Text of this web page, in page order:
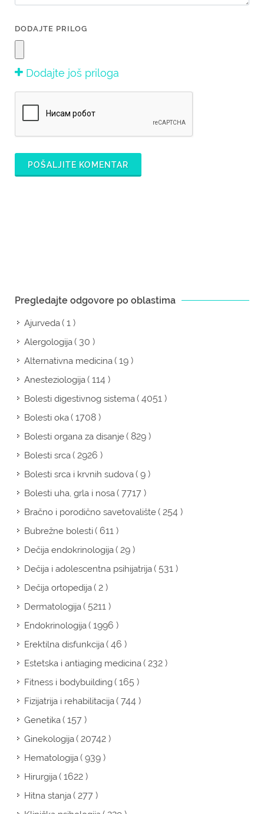
DODAJTE PRILOG
Dodajte još priloga
POŠALJITE KOMENTAR
Pregledajte odgovore po oblastima
Ajurveda( 1 )
Alergologija( 30 )
Alternativna medicina( 19 )
Anesteziologija( 114 )
Bolesti digestivnog sistema( 4051 )
Bolesti oka( 1708 )
Bolesti organa za disanje( 829 )
Bolesti srca( 2926 )
Bolesti srca i krvnih sudova( 9 )
Bolesti uha, grla i nosa( 7717 )
Bračno i porodično savetovalište( 254 )
Bubrežne bolesti( 611 )
Dečija endokrinologija( 29 )
Dečija i adolescentna psihijatrija( 531 )
Dečija ortopedija( 2 )
Dermatologija( 5211 )
Endokrinologija( 1996 )
Erektilna disfunkcija( 46 )
Estetska i antiaging medicina( 232 )
Fitness i bodybuilding( 165 )
Fizijatrija i rehabilitacija( 744 )
Genetika( 157 )
Ginekologija( 20742 )
Hematologija( 939 )
Hirurgija( 1622 )
Hitna stanja( 277 )